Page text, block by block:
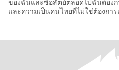
ของฉันและซื่อสัตย์ตลอดไปฉันต้อง
และความเป็นคนไทยที่ไม่ใช่ต้องการ